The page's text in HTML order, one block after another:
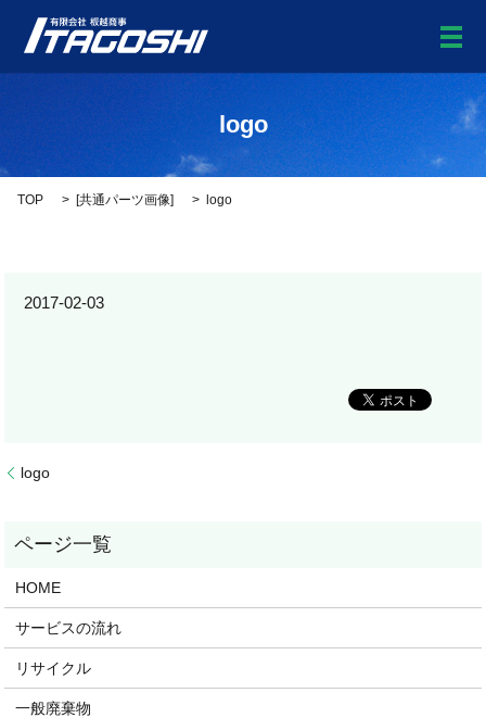
メ
logo
TOP [共通パーツ画像] logo
2017-02-03
logo
HOME
サービスの流れ
リサイクル
一般廃棄物